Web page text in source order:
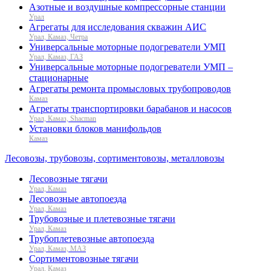
Азотные и воздушные компрессорные станции
Урал
Агрегаты для исследования скважин АИС
Урал, Камаз, Четра
Универсальные моторные подогреватели УМП
Урал, Камаз, ГАЗ
Универсальные моторные подогреватели УМП –
стационарные
Агрегаты ремонта промысловых трубопроводов
Камаз
Агрегаты транспортировки барабанов и насосов
Урал, Камаз, Shacman
Установки блоков манифольдов
Камаз
Лесовозы, трубовозы, сортиментовозы, металловозы
Лесовозные тягачи
Урал, Камаз
Лесовозные автопоезда
Урал, Камаз
Трубовозные и плетевозные тягачи
Урал, Камаз
Трубоплетевозные автопоезда
Урал, Камаз, МАЗ
Сортиментовозные тягачи
Урал, Камаз